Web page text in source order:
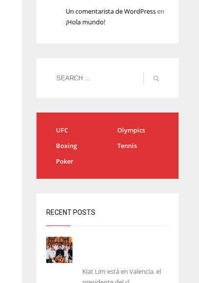
Un comentarista de WordPressen
¡Hola mundo!
UFC
Olympics
Boxing
Tennis
Poker
RECENT POSTS
Kiat Lim está en Valencia. el